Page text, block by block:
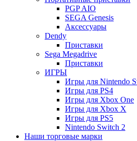
PGP AIO
SEGA Genesis
Аксессуары
Dendy
Приставки
Sega Megadrive
Приставки
ИГРЫ
Игры для Nintendo
Игры для PS4
Игры для Xbox One
Игры для Xbox X
Игры для PS5
Nintendo Switch 2
Наши торговые марки